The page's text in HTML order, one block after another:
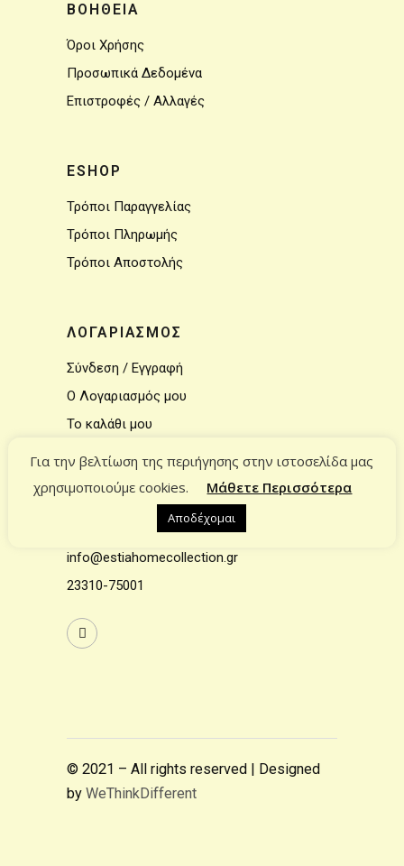
ΒΟΗΘΕΙΑ
Όροι Χρήσης
Προσωπικά Δεδομένα
Επιστροφές / Αλλαγές
ESHOP
Τρόποι Παραγγελίας
Τρόποι Πληρωμής
Τρόποι Αποστολής
ΛΟΓΑΡΙΑΣΜΟΣ
Σύνδεση / Εγγραφή
Ο Λογαριασμός μου
Το καλάθι μου
ΕΠΙΚΟΙΝΩΝΙΑ
info@estiahomecollection.gr
23310-75001
© 2021 – All rights reserved | Designed
by WeThinkDifferent
Για την βελτίωση της περιήγησης στην ιστοσελίδα μας
χρησιμοποιούμε cookies.
Μάθετε Περισσότερα
Αποδέχομαι